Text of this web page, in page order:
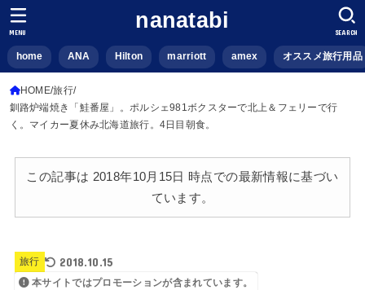
nanatabi
home ANA Hilton marriott amex オススメ旅行用品
SEARCH
MENU
HOME 旅行
釧路炉端焼き「鮭番屋」。ポルシェ981ボクスターで北上＆フェリーで行
く。マイカー夏休み北海道旅行。4日目朝食。
この記事は 2018年10月15日 時点での最新情報に基づい
ています。
旅行 2018.10.15
本サイトではプロモーションが含まれています。